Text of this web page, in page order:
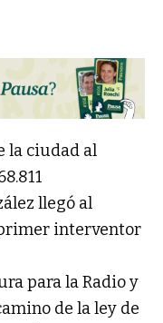
la ciudad al
llegó al
interventor
para la Radio y
de la ley de